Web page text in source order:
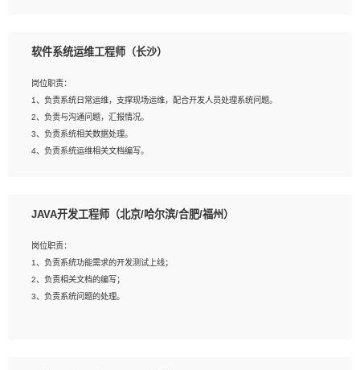
1、3年以上运营或解决方案的工作经验。
征，可独立提出完整的优化方案,并推动方案执行达成结果；熟练使用PPT、
WORD、EXCEL等办公软件；
3、深入理解公司各项AI产品和技术信息；具有较强的文档编写能力，能独立撰写
PPT、方案建议书等，面试时需携带个人制作的专业PPT文件进行展示。
软件系统运维工程师（长沙）
岗位职责：
1、负责系统日常运维，支撑现场运维，配合开发人员处理系统问题。
2、负责与沟通问题，汇报情况。
3、负责系统相关数据处理。
4、负责系统运维相关文档编写。
岗位要求：
2、精通linux命令。
3、熟悉oracle、mysql 数据库。
4、善于沟通，具有良好的团队合作精神和协作能力。
5、必须有实际的生产环境系统维护经验。
JAVA开发工程师（北京/哈尔滨/合肥/福州）
岗位职责：
1、负责系统功能需求的开发测试上线；
2、负责相关文档的编写；
3、负责系统问题的处理。